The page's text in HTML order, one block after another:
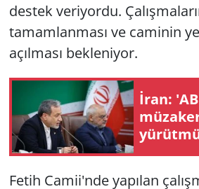
destek veriyordu.
tamamlanması ve caminin
açılması bekleniyor.
İran:
Fetih Camii'nde yapılan